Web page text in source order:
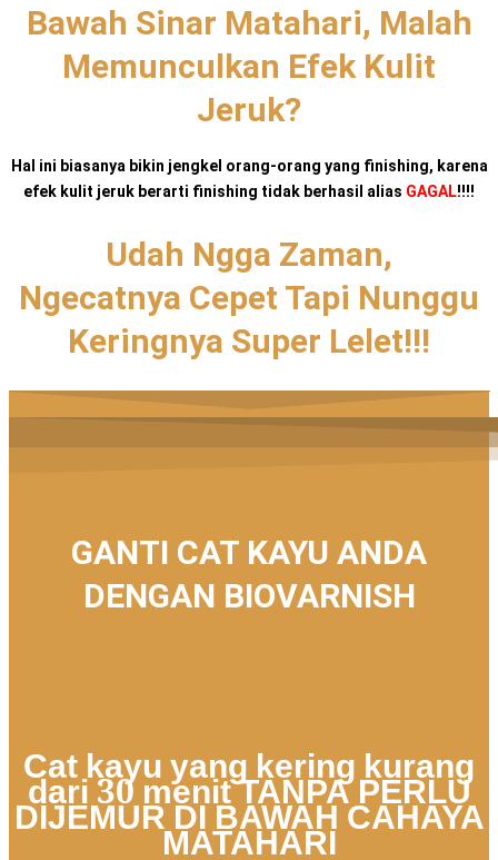
Bawah Sinar Matahari, Malah
Memunculkan Efek Kulit
Jeruk?
Hal ini biasanya bikin jengkel orang-orang yang finishing, karena
efek kulit jeruk berarti finishing tidak berhasil alias GAGAL!!!!
Udah Ngga Zaman,
Ngecatnya Cepet Tapi Nunggu
Keringnya Super Lelet!!!
GANTI CAT KAYU ANDA
DENGAN BIOVARNISH
Cat kayu yang kering kurang
dari 30 menit TANPA PERLU
DIJEMUR DI BAWAH CAHAYA